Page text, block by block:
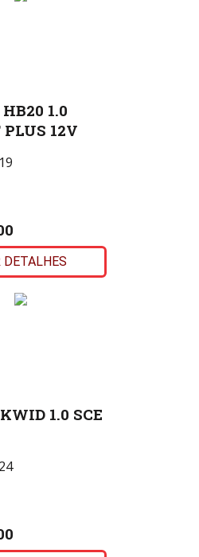
1.0
12V
DETALHES
1.0 SCE